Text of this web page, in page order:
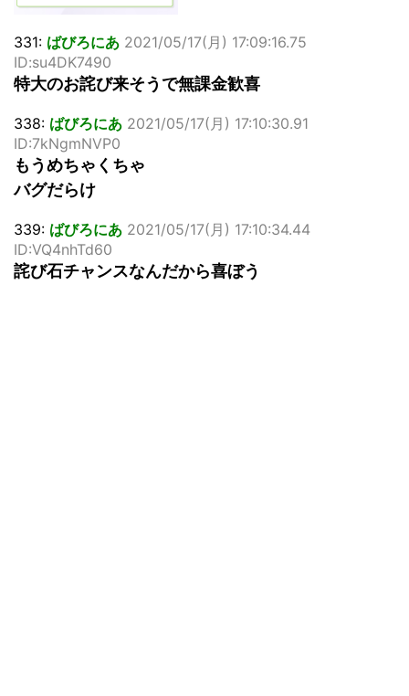
331: ばびろにあ 2021/05/17(月) 17:09:16.75
ID:su4DK7490
特大のお詫び来そうで無課金歓喜
338: ばびろにあ 2021/05/17(月) 17:10:30.91
ID:7kNgmNVP0
もうめちゃくちゃ
バグだらけ
339: ばびろにあ 2021/05/17(月) 17:10:34.44
ID:VQ4nhTd60
詫び石チャンスなんだから喜ぼう